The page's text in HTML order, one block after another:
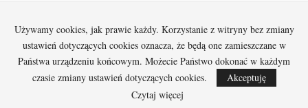
Startowa Kobieta Dziecko Mężczyzna
Beauty
Gadżety
Jak kupować na Aliexpress?
© 2026 - Wszelkie prawa zastrzeżone.
Używamy cookies, jak prawie każdy. Korzystanie z witryny bez zmiany
ustawień dotyczących cookies oznacza, że będą one zamieszczane w
Państwa urządzeniu końcowym. Możecie Państwo dokonać w każdym
czasie zmiany ustawień dotyczących cookies.
Akceptuję
Czytaj więcej